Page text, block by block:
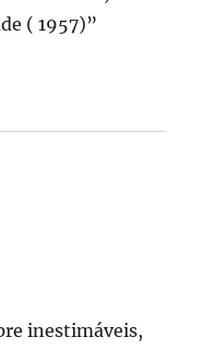
( 1957)”
inestimáveis,